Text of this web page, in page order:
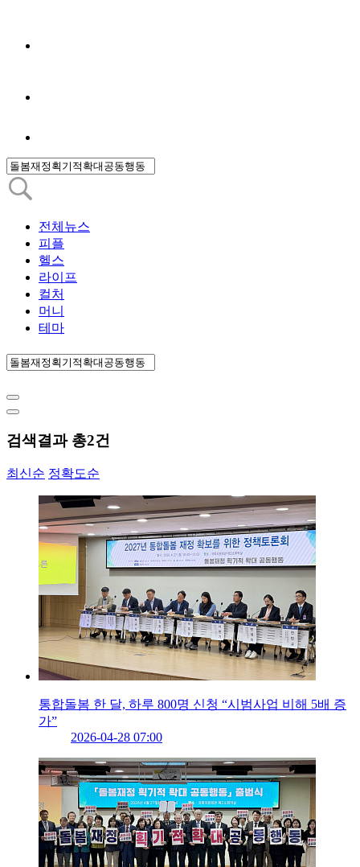
전체뉴스
피플
헬스
라이프
컬처
머니
테마
검색결과 총2건
최신순 정확도순
통합돌봄 한 달, 하루 800명 신청 “시범사업 비해 5배 증
가”
2026-04-28 07:00